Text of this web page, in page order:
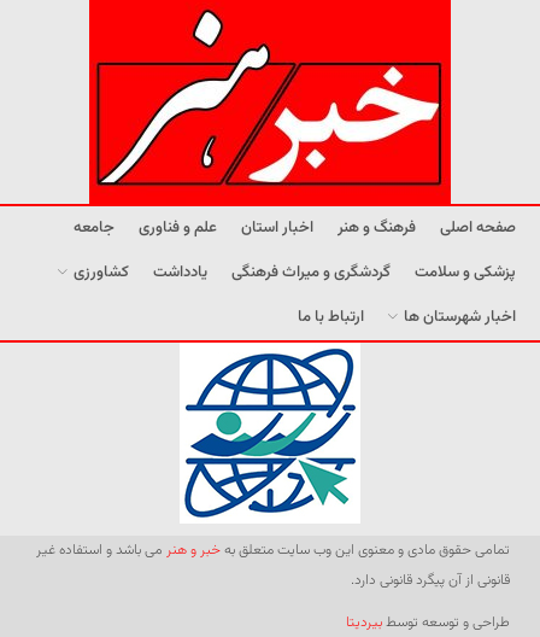
صفحه اصلی فرهنگ و هنر اخبار استان علم و فناوری
جامعه
پزشکی و سلامت
گردشگری و میراث فرهنگی یادداشت
کشاورزی
اخبار شهرستان ها
ارتباط با ما
تمامی حقوق مادی و معنوی این وب سایت متعلق بهخبر و هنر می باشد و استفاده غیر
قانونی از آن پیگرد قانونی دارد.
طراحی و توسعه توسطبیردیتا